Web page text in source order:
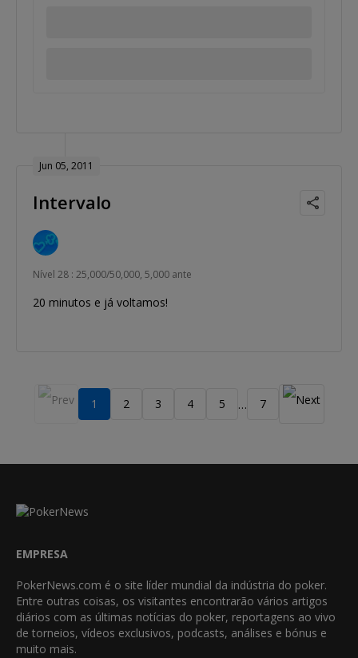
Jun 05, 2011
Intervalo
Nível 28 : 25,000/50,000, 5,000 ante
20 minutos e já voltamos!
1 2 3 4 5 … 7
EMPRESA
PokerNews.com é o site líder mundial da indústria do poker.
Entre outras coisas, os visitantes encontrarão vários artigos
diários com as últimas notícias do poker, reportagens ao vivo
de torneios, vídeos exclusivos, podcasts, análises e bónus e
muito mais.